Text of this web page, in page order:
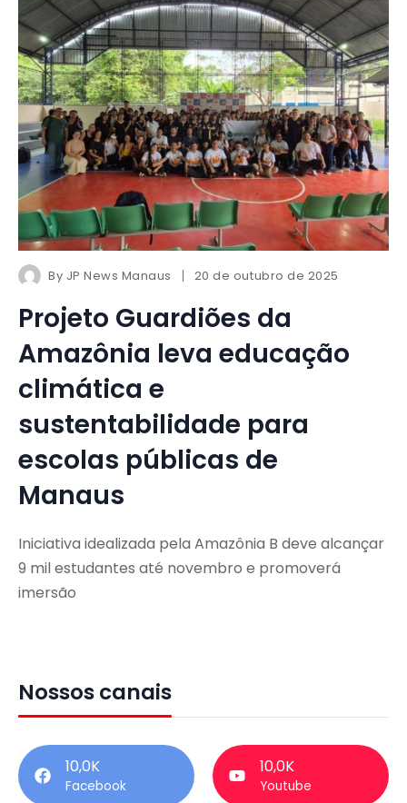
By JP News Manaus 20 de outubro de 2025
Projeto Guardiões da
Amazônia leva educação
climática e
sustentabilidade para
escolas públicas de
Manaus
Iniciativa idealizada pela Amazônia B deve alcançar
9 mil estudantes até novembro e promoverá
imersão
Nossos canais
10,0K
Facebook
10,0K
Youtube